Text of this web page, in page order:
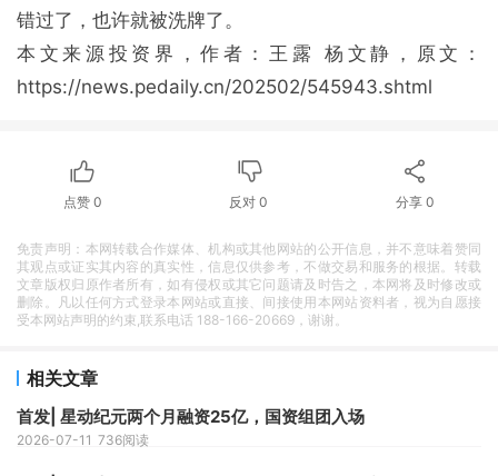
错过了，也许就被洗牌了。
本文来源投资界，作者：王露 杨文静，原文：
https://news.pedaily.cn/202502/545943.shtml
点赞0 反对0 分享 0
免责声明：本网转载合作媒体、机构或其他网站的公开信息，并不意味着赞同
其观点或证实其内容的真实性，信息仅供参考，不做交易和服务的根据。转载
文章版权归原作者所有，如有侵权或其它问题请及时告之，本网将及时修改或
删除。凡以任何方式登录本网站或直接、间接使用本网站资料者，视为自愿接
受本网站声明的约束,联系电话 188-166-20669，谢谢。
相关文章
首发| 星动纪元两个月融资25亿，国资组团入场
2026-07-11 736阅读